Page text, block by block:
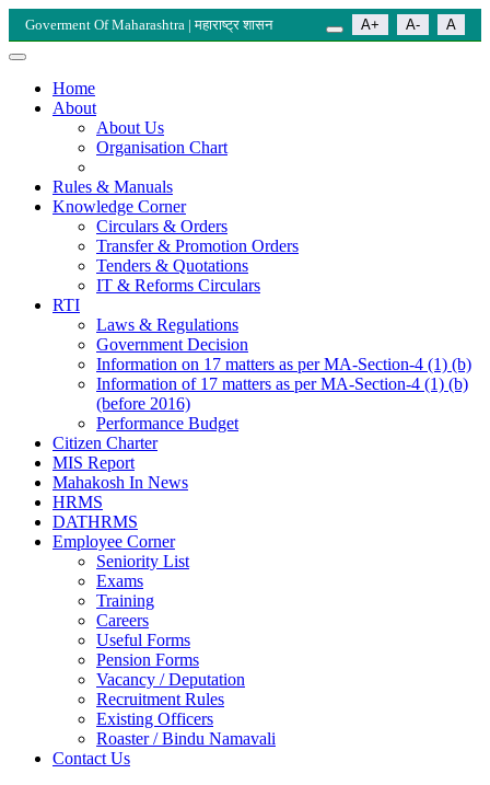
Goverment Of Maharashtra | महाराष्ट्र शासन A+ A- A
Home
About
About Us
Organisation Chart
Rules & Manuals
Knowledge Corner
Circulars & Orders
Transfer & Promotion Orders
Tenders & Quotations
IT & Reforms Circulars
RTI
Laws & Regulations
Government Decision
Information on 17 matters as per MA-Section-4 (1) (b)
Information of 17 matters as per MA-Section-4 (1) (b)
(before 2016)
Performance Budget
Citizen Charter
MIS Report
Mahakosh In News
HRMS
DATHRMS
Employee Corner
Seniority List
Exams
Training
Careers
Useful Forms
Pension Forms
Vacancy / Deputation
Recruitment Rules
Existing Officers
Roaster / Bindu Namavali
Contact Us